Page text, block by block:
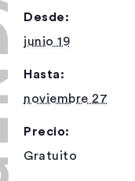
Desde:
junio 19
Hasta:
noviembre 27
Precio:
Gratuito